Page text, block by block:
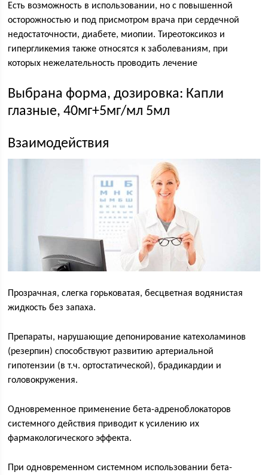
Есть возможность в использовании, но с повышенной
осторожностью и под присмотром врача при сердечной
недостаточности, диабете, миопии. Тиреотоксикоз и
гипергликемия также относятся к заболеваниям, при
которых нежелательность проводить лечение
Выбрана форма, дозировка: Капли
глазные, 40мг+5мг/мл 5мл
Взаимодействия
Прозрачная, слегка горьковатая, бесцветная водянистая
жидкость без запаха.
Препараты, нарушающие депонирование катехоламинов
(резерпин) способствуют развитию артериальной
гипотензии (в т.ч. ортостатической), брадикардии и
головокружения.
Одновременное применение бета-адреноблокаторов
системного действия приводит к усилению их
фармакологического эффекта.
При одновременном системном использовании бета-